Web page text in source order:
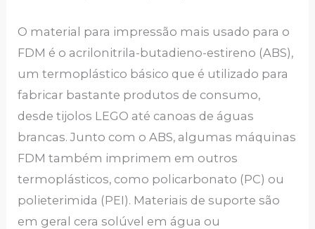
O material para impressão mais usado para o
FDM é o acrilonitrila-butadieno-estireno (ABS),
um termoplástico básico que é utilizado para
fabricar bastante produtos de consumo,
desde tijolos LEGO até canoas de águas
brancas. Junto com o ABS, algumas máquinas
FDM também imprimem em outros
termoplásticos, como policarbonato (PC) ou
polieterimida (PEI). Materiais de suporte são
em geral cera solúvel em água ou